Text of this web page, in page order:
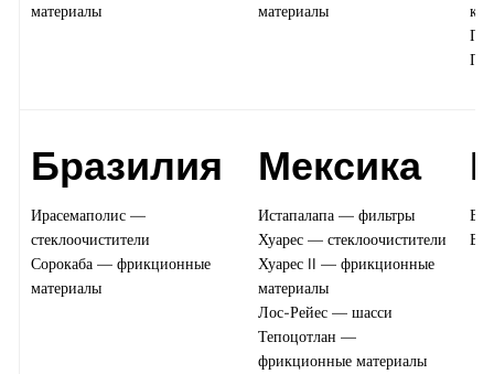
материалы
материалы
Бразилия
Ирасемаполис —
стеклоочистители
Сорокаба — фрикционные
материалы
Мексика
Истапалапа — фильтры
Хуарес — стеклоочистители
Хуарес II — фрикционные
материалы
Лос-Рейес — шасси
Тепоцотлан —
фрикционные материалы